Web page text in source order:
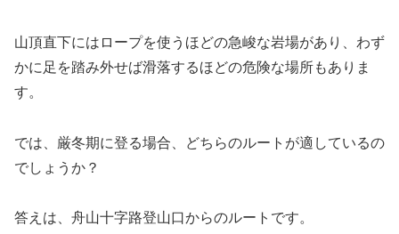
山頂直下にはロープを使うほどの急峻な岩場があり、わず
かに足を踏み外せば滑落するほどの危険な場所もありま
す。
では、厳冬期に登る場合、どちらのルートが適しているの
でしょうか？
答えは、舟山十字路登山口からのルートです。